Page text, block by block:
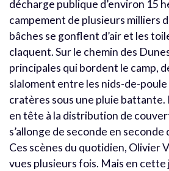
décharge publique d’environ 15
campement de plusieurs milliers
bâches se gonflent d’air et les
claquent. Sur le chemin des
principales qui bordent le camp,
slaloment entre les nids-de-poule
cratères sous une pluie battante.
en tête à la distribution de
s’allonge de seconde en
Ces scènes du quotidien, Olivier
vues plusieurs fois. Mais en cette